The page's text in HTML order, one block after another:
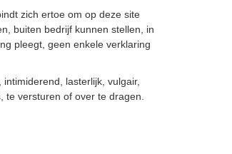
zich ertoe om op deze site
buiten bedrijf kunnen stellen, in
pleegt, geen enkele verklaring
lasterlijk, vulgair,
versturen of over te dragen.